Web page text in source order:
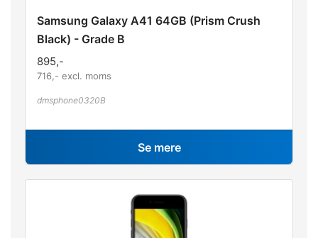
Samsung Galaxy A41 64GB (Prism Crush
Black) - Grade B
895,-
716 ,- excl. moms
dmsphone0320B
Se mere